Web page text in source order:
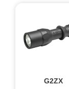
G2ZX